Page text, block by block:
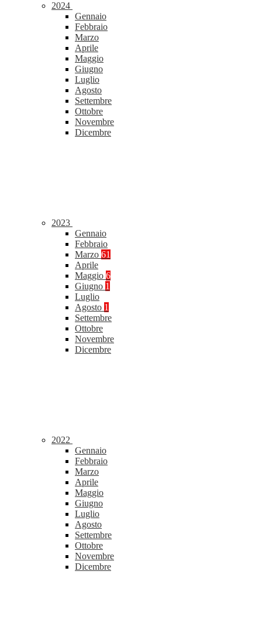
2024
Gennaio
Febbraio
Marzo
Aprile
Maggio
Giugno
Luglio
Agosto
Settembre
Ottobre
Novembre
Dicembre
2023
Gennaio
Febbraio
Marzo 61
Aprile
Maggio 6
Giugno 1
Luglio
Agosto 1
Settembre
Ottobre
Novembre
Dicembre
2022
Gennaio
Febbraio
Marzo
Aprile
Maggio
Giugno
Luglio
Agosto
Settembre
Ottobre
Novembre
Dicembre